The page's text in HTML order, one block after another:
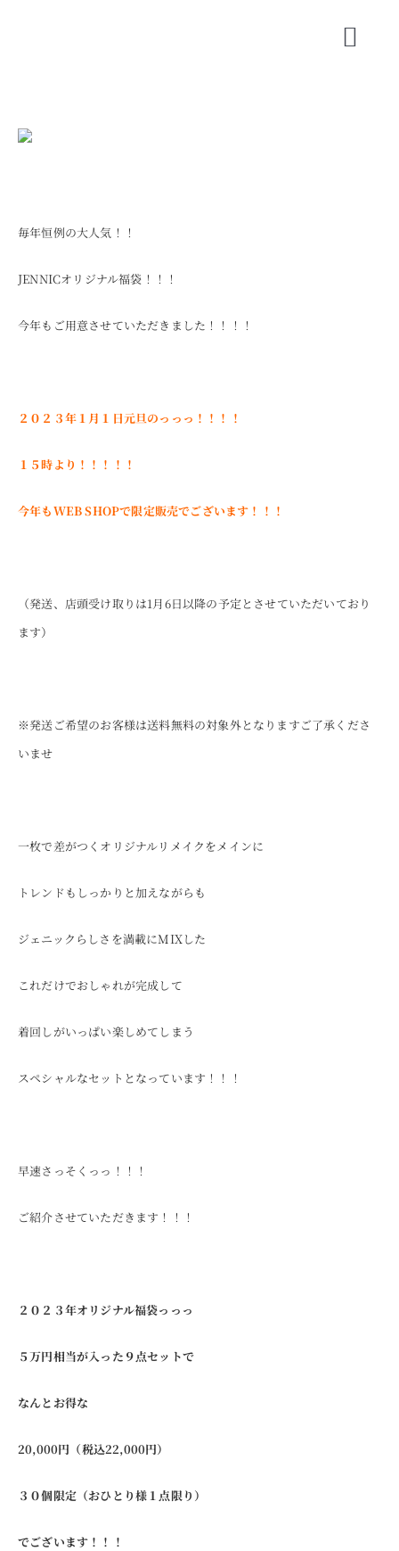
COMPANY
ONLINE SHOP
毎年恒例の大人気！！
JENNICオリジナル福袋！！！
今年もご用意させていただきました！！！！
２０２３年１月１日元旦のっっっ！！！！
１５時より！！！！！
今年もWEB SHOPで限定販売でございます！！！
（発送、店頭受け取りは1月6日以降の予定とさせていただいており
ます）
※発送ご希望のお客様は送料無料の対象外となりますご了承くださ
いませ
一枚で差がつくオリジナルリメイクをメインに
トレンドもしっかりと加えながらも
ジェニックらしさを満載にMIXした
これだけでおしゃれが完成して
着回しがいっぱい楽しめてしまう
スペシャルなセットとなっています！！！
早速さっそくっっ！！！
ご紹介させていただきます！！！
２０２３年オリジナル福袋っっっ
５万円相当が入った９点セットで
なんとお得な
20,000円（税込22,000円）
３０個限定（おひとり様１点限り）
でございます！！！